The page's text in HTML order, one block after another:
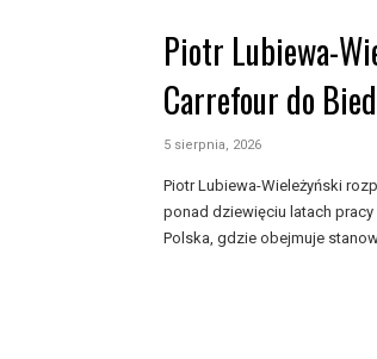
Piotr Lubiewa-
Carrefour do
5 sierpnia, 2026
Piotr Lubiewa-Wieleżyński
ponad dziewięciu latach
Polska, gdzie obejmuje